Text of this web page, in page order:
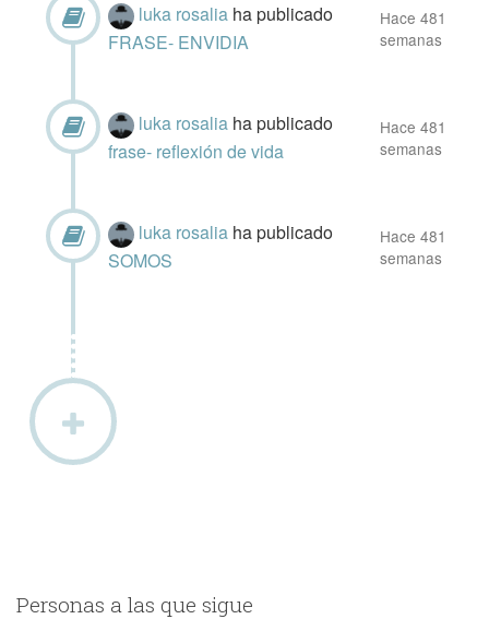
luka rosalia ha publicado
FRASE- ENVIDIA
Hace 481
semanas
luka rosalia ha publicado
frase- reflexión de vida
Hace 481
semanas
luka rosalia ha publicado
SOMOS
Hace 481
semanas
Personas a las que sigue